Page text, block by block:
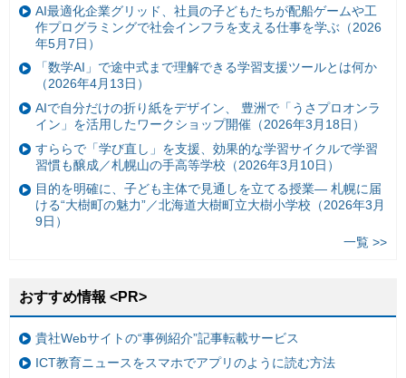
AI最適化企業グリッド、社員の子どもたちが配船ゲームや工
作プログラミングで社会インフラを支える仕事を学ぶ（2026
年5月7日）
「数学AI」で途中式まで理解できる学習支援ツールとは何か
（2026年4月13日）
AIで自分だけの折り紙をデザイン、 豊洲で「うさプロオンラ
イン」を活用したワークショップ開催（2026年3月18日）
すららで「学び直し」を支援、効果的な学習サイクルで学習
習慣も醸成／札幌山の手高等学校（2026年3月10日）
目的を明確に、子ども主体で見通しを立てる授業— 札幌に届
ける“大樹町の魅力”／北海道大樹町立大樹小学校（2026年3月
9日）
一覧 >>
おすすめ情報 <PR>
貴社Webサイトの“事例紹介”記事転載サービス
ICT教育ニュースをスマホでアプリのように読む方法